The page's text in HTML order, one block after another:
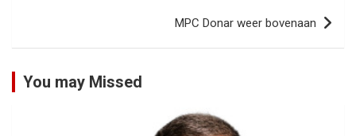
MPC Donar weer bovenaan
You may Missed